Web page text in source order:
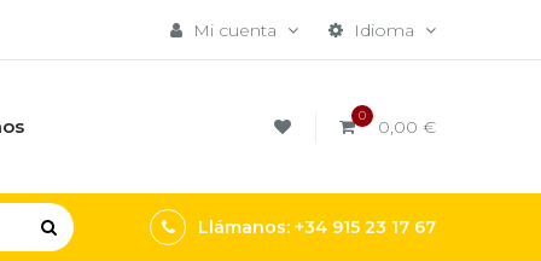
Idioma
Mi cuenta
0 0,00 €
Llámanos: +34 915 23 17 67